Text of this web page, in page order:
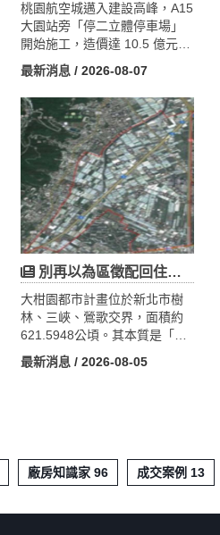
桃園航空城邁入建設高峰，A15
大園站旁「停二立體停車場」
開始施工，造價達 10.5 億元，
是桃園升格後造價最高的路外
停車場，預計 2028 年 7 月底
完工。本文結合政府公開數據
指出關鍵落差：因土地徵收，
民營出國停車場陸續退場，公
共停車卻要到 2028 年才到位，
形成「停車空窗期」；而 538
席相對於機場未來 4,500 萬旅
客量與航空城約 30 萬就業紅
利，其實只是起步。文章更從
工商不動產切入，剖析 A15 由
邊陲小站蛻變為「轉乘經濟
圈」核心的過程，點出空窗期
的接駁商機與周邊店面、產專
用地的布局價值。
最新消息 / 2026-08-07
別再以為區徵配回住宅地！大柑園89%是工業地，小地主恐配不到地只能領現金
大柑園都市計畫位於新北市樹
林、三峽、鶯歌交界，面積約
621.5948公頃。其本質是「複
合式工業城」——產業用地達
553.5公頃、約占89%，目標打
申請配回的可能是產業地而非
住宅地，面積會縮水，小地主
不到地、只能領低價現金。此
最新消息 / 2026-08-05
廠房知識家 96 成交案例 13